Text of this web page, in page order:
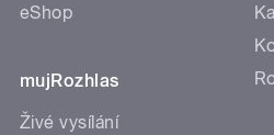
eShop
mujRozhlas
Živé vysílání